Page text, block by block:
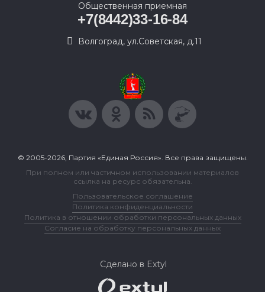
Общественная приемная
+7(8442)33-16-84
Волгоград, ул.Советская, д.11
© 2005-2026, Партия «Единая Россия». Все права защищены.
При полном или частичном использовании материалов
ссылка на ресурс обязательна.
Пользовательское соглашение
Политика конфиденциальности
Политика в отношении обработки персональных данных
Согласие на обработку персональных данных
Сделано в Extyl